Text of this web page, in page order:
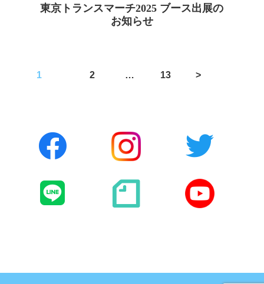
東京トランスマーチ2025 ブース出展の
お知らせ
投
稿1 2 … 13 >